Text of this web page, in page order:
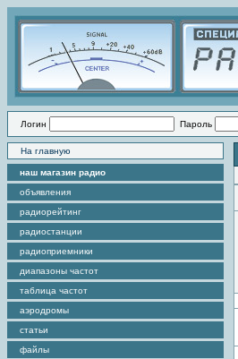
Логин Пароль
На главную
наш магазин радио
объявления
радиорейтинг
радиостанции
радиоприемники
диапазоны частот
таблица частот
аэродромы
статьи
файлы